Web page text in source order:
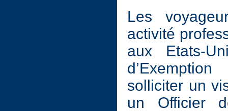
Les
activité
aux Etats-
solliciter un
un Officier